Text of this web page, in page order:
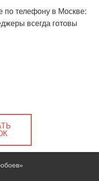
по телефону в Москве:
всегда готовы